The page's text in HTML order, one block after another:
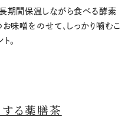
期間保温しながら食べる酵素
味噌をのせて、しっかり嚙むこ
。
する薬膳茶